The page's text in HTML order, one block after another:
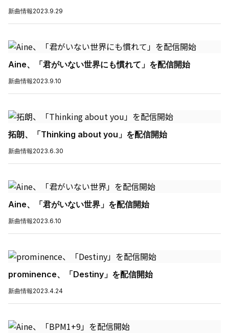
新曲情報2023.9.29
Aine、「君がいない世界にも慣れて」を配信開始
新曲情報2023.9.10
拓朗、「Thinking about you」を配信開始
新曲情報2023.6.30
Aine、「君がいない世界」を配信開始
新曲情報2023.6.10
prominence、「Destiny」を配信開始
新曲情報2023.4.24